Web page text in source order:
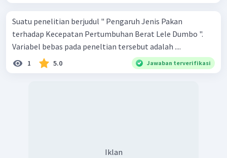
Suatu penelitian berjudul " Pengaruh Jenis Pakan
terhadap Kecepatan Pertumbuhan Berat Lele Dumbo ".
Variabel bebas pada peneltian tersebut adalah ....
1 5.0 Jawaban terverifikasi
Iklan